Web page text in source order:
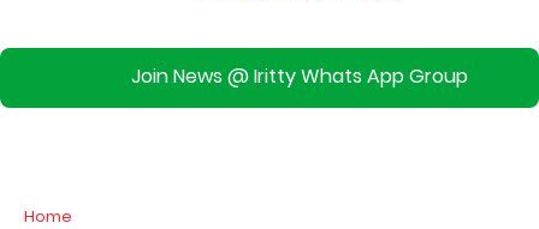
Join News @ Iritty Whats App Group
Home